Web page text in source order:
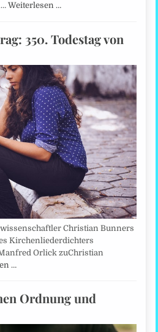
Weiterlesen …
350. Todestag von
Christian Bunners
Kirchenliederdichters
Orlick zuChristian
…
Ordnung und